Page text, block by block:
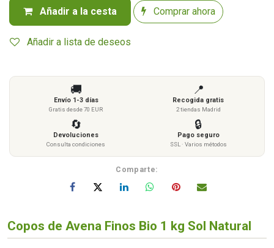
Añadir a la cesta Comprar ahora
Añadir a lista de deseos
🚚
Envío 1-3 días
Gratis desde 70 EUR
📍
Recogida gratis
2 tiendas Madrid
🔄
Devoluciones
Consulta condiciones
🔒
Pago seguro
SSL · Varios métodos
Comparte:
Copos de Avena Finos Bio 1 kg Sol Natural